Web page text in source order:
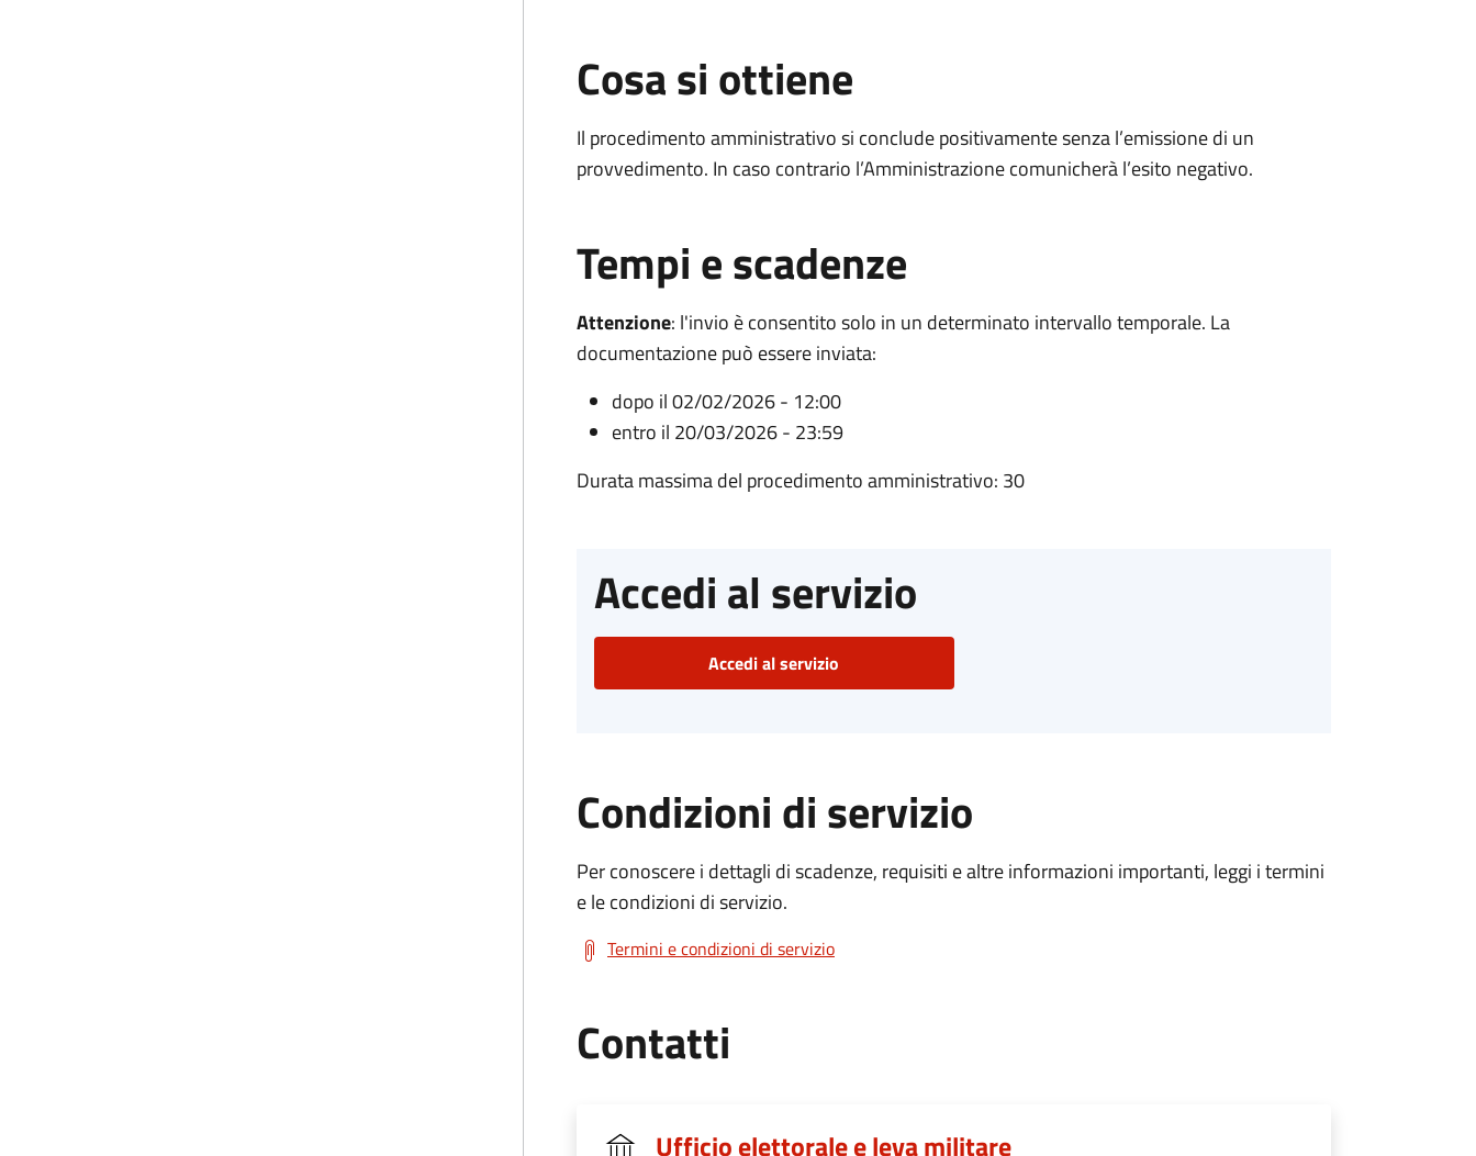
Cosa si ottiene
Il procedimento amministrativo si conclude positivamente senza l’emissione di un
provvedimento. In caso contrario l’Amministrazione comunicherà l’esito negativo.
Tempi e scadenze
Attenzione: l'invio è consentito solo in un determinato intervallo temporale. La
documentazione può essere inviata:
dopo il 02/02/2026 - 12:00
entro il 20/03/2026 - 23:59
Durata massima del procedimento amministrativo: 30
Accedi al servizio
Accedi al servizio
Condizioni di servizio
Per conoscere i dettagli di scadenze, requisiti e altre informazioni importanti, leggi i termini
e le condizioni di servizio.
Termini e condizioni di servizio
Contatti
Ufficio elettorale e leva militare